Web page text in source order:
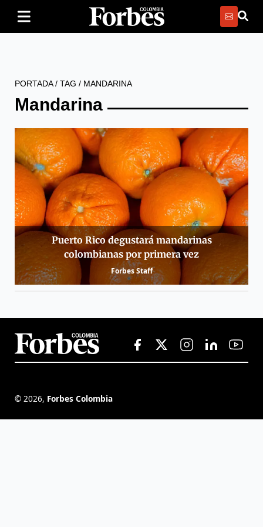
PORTADA/ TAG / MANDARINA
Mandarina
Puerto Rico degustará mandarinas
colombianas por primera vez
Forbes Staff
© 2026, Forbes Colombia